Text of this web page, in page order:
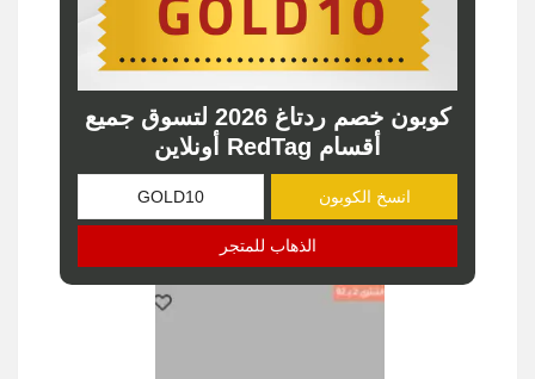
كوبون خصم ردتاغ 2026 لتسوق جميع
أقسام RedTag أونلاين
انسخ الكوبون
الذهاب للمتجر